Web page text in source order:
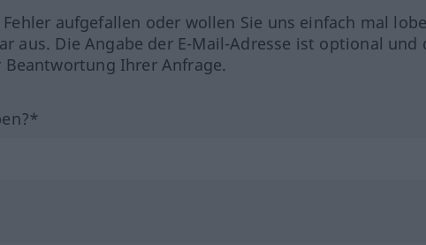
aufgefallen oder wollen Sie uns einfach mal
aus. Die Angabe der E-Mail-Adresse ist optional und
Ihrer Anfrage.